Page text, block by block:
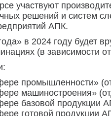
участвуют
решений и систем
АПК.
в 2024 году будет
(в зависимости
промышленности»
машиностроения»
базовой продукции
готовой продукции